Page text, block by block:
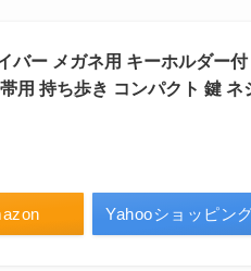
バー メガネ用 キーホルダー
用 持ち歩き コンパクト 鍵 ネ
Yahooショッピン